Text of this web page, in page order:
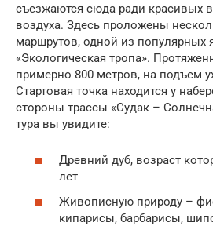
съезжаются сюда ради красивых
воздуха. Здесь проложены
маршрутов, одной из популярных
«Экологическая тропа».
примерно 800 метров, на подъем
Стартовая точка находится у
стороны трассы «Судак –
тура вы увидите:
Древний дуб, возраст
лет
Живописную природу –
кипарисы, барбарисы,